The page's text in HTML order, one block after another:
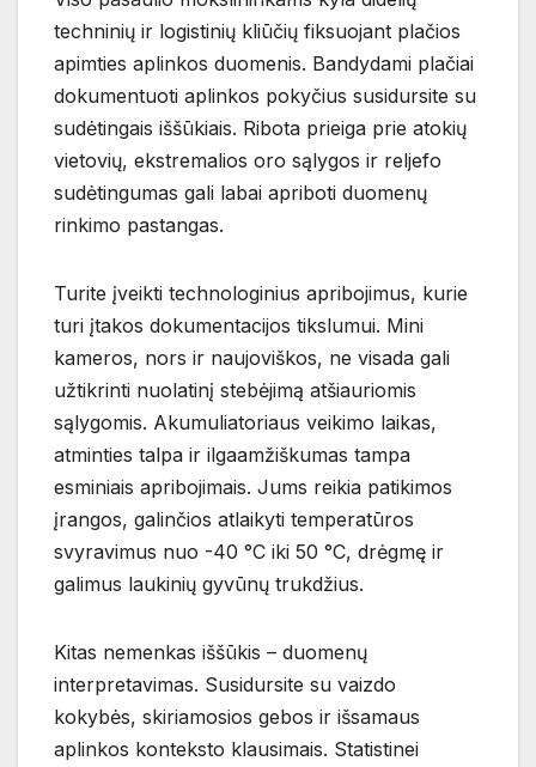
techninių ir logistinių kliūčių fiksuojant plačios
apimties aplinkos duomenis. Bandydami plačiai
dokumentuoti aplinkos pokyčius susidursite su
sudėtingais iššūkiais. Ribota prieiga prie atokių
vietovių, ekstremalios oro sąlygos ir reljefo
sudėtingumas gali labai apriboti duomenų
rinkimo pastangas.
Turite įveikti technologinius apribojimus, kurie
turi įtakos dokumentacijos tikslumui. Mini
kameros, nors ir naujoviškos, ne visada gali
užtikrinti nuolatinį stebėjimą atšiauriomis
sąlygomis. Akumuliatoriaus veikimo laikas,
atminties talpa ir ilgaamžiškumas tampa
esminiais apribojimais. Jums reikia patikimos
įrangos, galinčios atlaikyti temperatūros
svyravimus nuo -40 °C iki 50 °C, drėgmę ir
galimus laukinių gyvūnų trukdžius.
Kitas nemenkas iššūkis – duomenų
interpretavimas. Susidursite su vaizdo
kokybės, skiriamosios gebos ir išsamaus
aplinkos konteksto klausimais. Statistinei